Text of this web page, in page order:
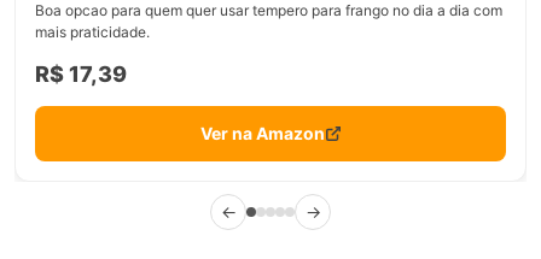
Boa opcao para quem quer usar tempero para frango no dia a dia com
mais praticidade.
R$ 17,39
Ver na Amazon
← →